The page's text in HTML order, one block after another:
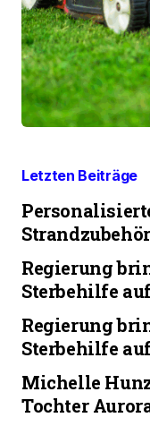
Letzten Beiträge
Regierung
Sterbehilfe
Regierung
Sterbehilfe
Michelle
Tochter